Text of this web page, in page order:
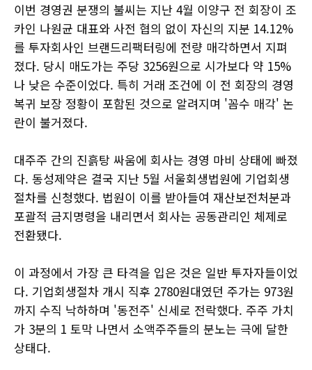
이번 경영권 분쟁의 불씨는 지난 4월 이양구 전 회장이 조
카인 나원균 대표와 사전 협의 없이 자신의 지분 14.12%
를 투자회사인 브랜드리팩터링에 전량 매각하면서 지펴
졌다. 당시 매도가는 주당 3256원으로 시가보다 약 15%
나 낮은 수준이었다. 특히 거래 조건에 이 전 회장의 경영
복귀 보장 정황이 포함된 것으로 알려지며 '꼼수 매각' 논
란이 불거졌다.
대주주 간의 진흙탕 싸움에 회사는 경영 마비 상태에 빠졌
다. 동성제약은 결국 지난 5월 서울회생법원에 기업회생
절차를 신청했다. 법원이 이를 받아들여 재산보전처분과
포괄적 금지명령을 내리면서 회사는 공동관리인 체제로
전환됐다.
이 과정에서 가장 큰 타격을 입은 것은 일반 투자자들이었
다. 기업회생절차 개시 직후 2780원대였던 주가는 973원
까지 수직 낙하하며 '동전주' 신세로 전락했다. 주주 가치
가 3분의 1 토막 나면서 소액주주들의 분노는 극에 달한
상태다.